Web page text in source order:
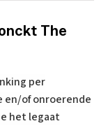
The
per
en/of onroerende
het legaat